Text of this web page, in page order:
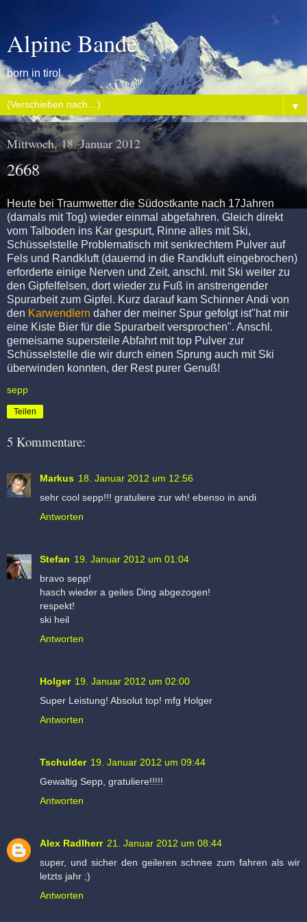
Alpine Bande
born in tirol
▼
Mittwoch, 18. Januar 2012
2668
Heute bei Traumwetter die Südostkante nach 17Jahren
(damals mit Tog) wieder einmal abgefahren. Gleich direkt
vom Talboden ins Kar gespurt, Rinne alles mit Ski,
Schüsselstelle Problematisch mit senkrechtem Pulver auf
Fels und Randkluft (dauernd in die Randkluft eingebrochen)
erforderte einige Nerven und Zeit, anschl. mit Ski weiter zu
den Gipfelfelsen, dort wieder zu Fuß in anstrengender
Spurarbeit zum Gipfel. Kurz darauf kam Schinner Andi von
den Karwendlern daher der meiner Spur gefolgt ist"hat mir
eine Kiste Bier für die Spurarbeit versprochen". Anschl.
gemeisame supersteile Abfahrt mit top Pulver zur
Schüsselstelle die wir durch einen Sprung auch mit Ski
überwinden konnten, der Rest purer Genuß!
sepp
Teilen
5 Kommentare:
Markus 18. Januar 2012 um 12:56
sehr cool sepp!!! gratuliere zur wh! ebenso in andi
Antworten
Stefan 19. Januar 2012 um 01:04
bravo sepp!
hasch wieder a geiles Ding abgezogen!
respekt!
ski heil
Antworten
Holger 19. Januar 2012 um 02:00
Super Leistung! Absolut top! mfg Holger
Antworten
Tschulder 19. Januar 2012 um 09:44
Gewaltig Sepp, gratuliere!!!!!
Antworten
Alex Radlherr 21. Januar 2012 um 08:44
super, und sicher den geileren schnee zum fahren als wir
letzts jahr ;)
Antworten